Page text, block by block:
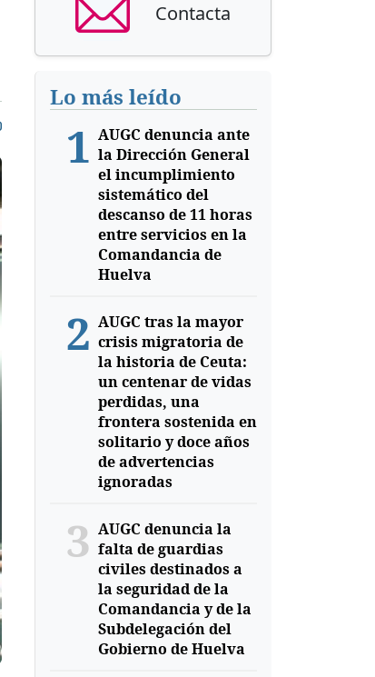
Contacta
Lo más leído
1 AUGC denuncia ante
la Dirección General
el incumplimiento
sistemático del
descanso de 11 horas
entre servicios en la
Comandancia de
Huelva
2 AUGC tras la mayor
crisis migratoria de
la historia de Ceuta:
un centenar de vidas
perdidas, una
frontera sostenida en
solitario y doce años
de advertencias
ignoradas
3 AUGC denuncia la
falta de guardias
civiles destinados a
la seguridad de la
Comandancia y de la
Subdelegación del
Gobierno de Huelva